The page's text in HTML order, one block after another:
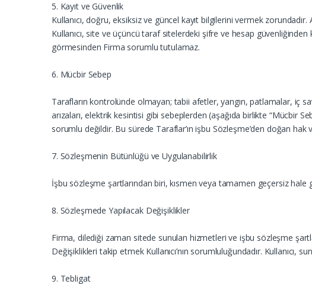
5. Kayıt ve Güvenlik
Kullanıcı, doğru, eksiksiz ve güncel kayıt bilgilerini vermek
Kullanıcı, site ve üçüncü taraf sitelerdeki şifre ve hesap
görmesinden Firma sorumlu tutulamaz.
6. Mücbir Sebep
Tarafların kontrolünde olmayan; tabii afetler, yangın, patlamalar, iç
arızaları, elektrik kesintisi gibi sebeplerden (aşağıda birlikte “Mücbir
sorumlu değildir. Bu sürede Taraflar’ın işbu Sözleşme’den doğan hak
7. Sözleşmenin Bütünlüğü ve Uygulanabilirlik
İşbu sözleşme şartlarından biri, kısmen veya tamamen geçersiz
8. Sözleşmede Yapılacak Değişiklikler
Firma, dilediği zaman sitede sunulan hizmetleri ve işbu sözleşme
Değişiklikleri takip etmek Kullanıcı’nın sorumluluğundadır.
9. Tebligat